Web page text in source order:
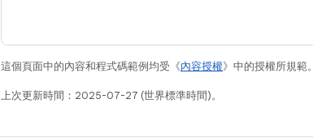
這個頁面中的內容和程式碼範例均受《內容授權》中的授權所規範
上次更新時間：2025-07-27 (世界標準時間)。